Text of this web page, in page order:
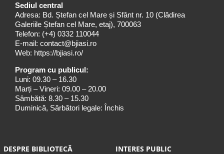
Sediul central
Adresa: Bd. Ștefan cel Mare și Sfânt nr. 10 (Clădirea
Galeriile Ștefan cel Mare, etaj), 700063
Telefon: (+4) 0332 110044
E-mail: contact@bjiasi.ro
Web: https://bjiasi.ro/
Program cu publicul:
Luni: 09.30 – 16.30
Marți – Vineri: 09.00 – 20.00
Sâmbătă: 8.30 – 15.30
Duminică, Sărbători legale: Închis
DESPRE BIBLIOTECĂ INTERES PUBLIC